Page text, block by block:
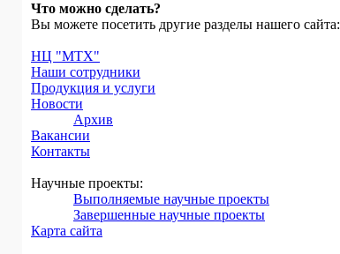
Что можно сделать?
Вы можете посетить другие разделы нашего сайта:
НЦ "МТХ"
Наши сотрудники
Продукция и услуги
Новости
Архив
Вакансии
Контакты
Научные проекты:
Выполняемые научные проекты
Завершенные научные проекты
Карта сайта